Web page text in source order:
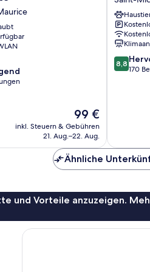
Der
Preis
beträgt
99 €
inkl. Steuern & Gebühren
21. Aug.–22. Aug.
Marintan
Saint-
Michel-
de-
8.8
von
8,8
170
Ähnliche
und Vorteile anzuzeigen.